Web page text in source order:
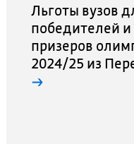
Льготы вузов
победителей и
призеров
2024/25 из
→